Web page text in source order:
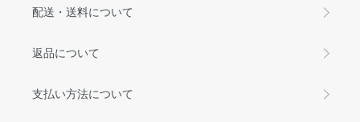
配送・送料について
返品について
支払い方法について